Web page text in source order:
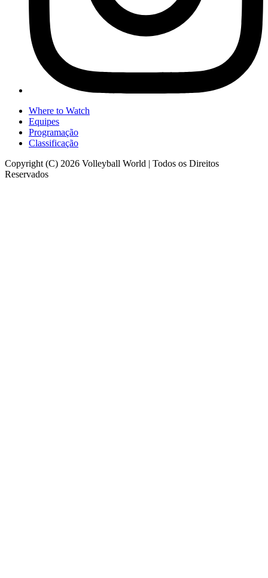
Where to Watch
Equipes
Programação
Classificação
Copyright (C) 2026 Volleyball World | Todos os Direitos
Reservados